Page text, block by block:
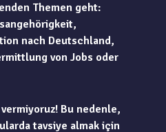
Themen geht:
nach Deutschland,
von Jobs oder
vermiyoruz! Bu nedenle,
tavsiye almak için